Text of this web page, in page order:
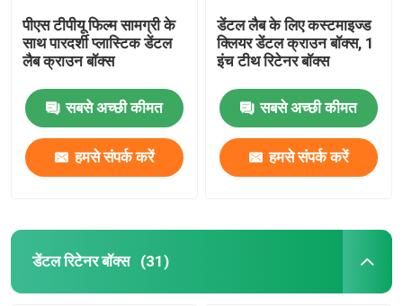
पीएस टीपीयू फिल्म सामग्री के
साथ पारदर्शी प्लास्टिक डेंटल
लैब क्राउन बॉक्स
सबसे अच्छी कीमत
हमसे संपर्क करें
डेंटल लैब के लिए कस्टमाइज्ड
क्लियर डेंटल क्राउन बॉक्स, 1
इंच टीथ रिटेनर बॉक्स
सबसे अच्छी कीमत
हमसे संपर्क करें
डेंटल रिटेनर बॉक्स (31)